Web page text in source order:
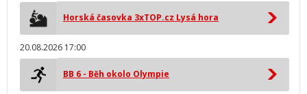
Horská časovka 3xTOP.cz Lysá hora
20.08.2026 17:00
BB 6 - Běh okolo Olympie